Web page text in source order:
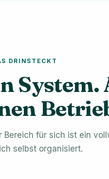
DRINSTECKT
System.
Bereich für sich ist ein
selbst organisiert.